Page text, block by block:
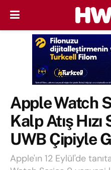
Apple Watch
Kalp Atış
UWB Çipiyle
Apple'ın 12 Eylül'de